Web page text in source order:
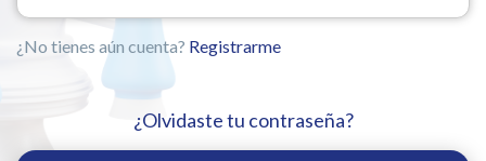
¿No tienes aún cuenta? Registrarme
¿Olvidaste tu contraseña?